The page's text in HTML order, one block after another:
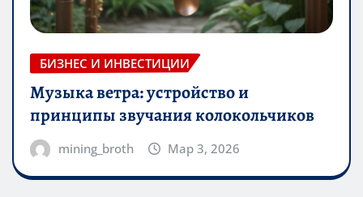
БИЗНЕС И ИНВЕСТИЦИИ
Музыка ветра: устройство и
принципы звучания колокольчиков
mining_broth Мар 3, 2026